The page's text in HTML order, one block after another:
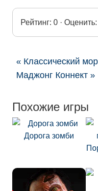
Рейтинг: 0 · Оценить:
« Классический
Маджонг Коннект »
Похожие игры
Дорога зомби